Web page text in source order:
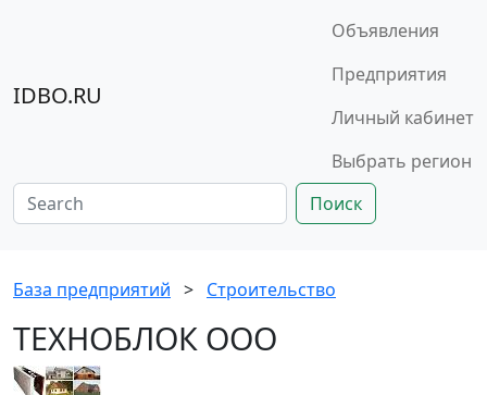
IDBO.RU
Объявления
Предприятия
Личный кабинет
Выбрать регион
Поиск
База предприятий > Строительство
ТЕХНОБЛОК ООО